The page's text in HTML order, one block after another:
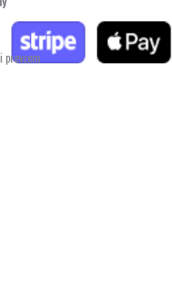
prevzem